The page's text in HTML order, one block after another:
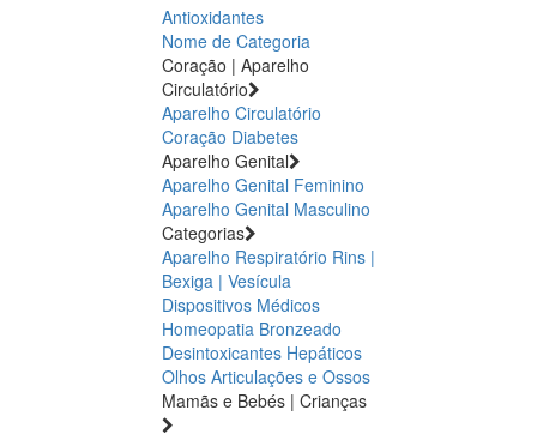
Antioxidantes
Nome de Categoria
Coração | Aparelho
Circulatório
Aparelho Circulatório
Coração Diabetes
Aparelho Genital
Aparelho Genital Feminino
Aparelho Genital Masculino
Categorias
Aparelho Respiratório Rins |
Bexiga | Vesícula
Dispositivos Médicos
Homeopatia Bronzeado
Desintoxicantes Hepáticos
Olhos Articulações e Ossos
Mamãs e Bebés | Crianças